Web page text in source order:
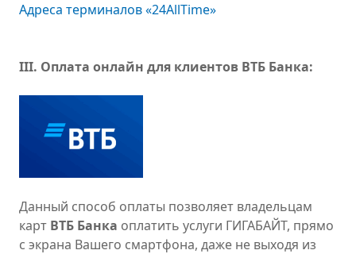
Адреса терминалов «24AllTime»
III. Оплата онлайн для клиентов ВТБ Банка:
Данный способ оплаты позволяет владельцам
карт ВТБ Банка оплатить услуги ГИГАБАЙТ, прямо
с экрана Вашего смартфона, даже не выходя из